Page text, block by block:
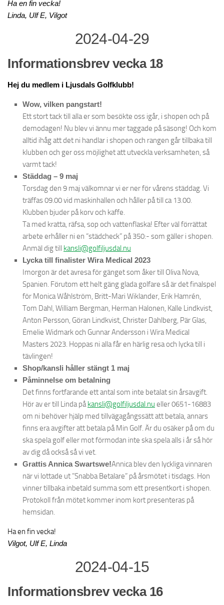
Ha en fin vecka!
Linda, Ulf E, Vilgot
2024-04-29
Informationsbrev vecka 18
Hej du medlem i Ljusdals Golfklubb!
Wow, vilken pangstart!
Ett stort tack till alla er som besökte oss igår, i shopen och på
demodagen! Nu blev vi ännu mer taggade på säsong! Och kom
alltid ihåg att det ni handlar i shopen och rangen går tillbaka till
klubben och ger oss möjlighet att utveckla verksamheten, så
varmt tack!
Städdag – 9 maj
Torsdag den 9 maj välkomnar vi er ner för vårens städdag. Vi
träffas 09.00 vid maskinhallen och håller på till ca 13.00.
Klubben bjuder på korv och kaffe.
Ta med kratta, räfsa, sop och vattenflaska! Efter väl förrättat
arbete erhåller ni en “städcheck” på 350:- som gäller i shopen.
Anmäl dig till kansli@golfiljusdal.nu
Lycka till finalister Wira Medical 2023
Imorgon är det avresa för gänget som åker till Oliva Nova,
Spanien. Förutom ett helt gäng glada golfare så är det finalspel
för Monica Wåhlström, Britt-Mari Wiklander, Erik Hamrén,
Tom Dahl, William Bergman, Herman Halonen, Kalle Lindkvist,
Anton Persson, Göran Lindkvist, Christer Dahlberg, Pär Glas,
Emelie Widmark och Gunnar Andersson i Wira Medical
Masters 2023. Hoppas ni alla får en härlig resa och lycka till i
tävlingen!
Shop/kansli håller stängt 1 maj
Påminnelse om betalning
Det finns fortfarande ett antal som inte betalat sin årsavgift.
Hör av er till Linda påkansli@golfiljusdal.nu eller 0651-16883
om ni behöver hjälp med tillvägagångssätt att betala, annars
finns era avgifter att betala på Min Golf. Är du osäker på om du
ska spela golf eller mot förmodan inte ska spela alls i år så hör
av dig då också så vi vet.
Grattis Annica Swartswe!Annica blev den lyckliga vinnaren
när vi lottade ut ”Snabba Betalare” på årsmötet i tisdags. Hon
vinner tillbaka inbetald summa som ett presentkort i shopen.
Protokoll från mötet kommer inom kort presenteras på
hemsidan.
Ha en fin vecka!
Vilgot, Ulf E, Linda
2024-04-15
Informationsbrev vecka 16